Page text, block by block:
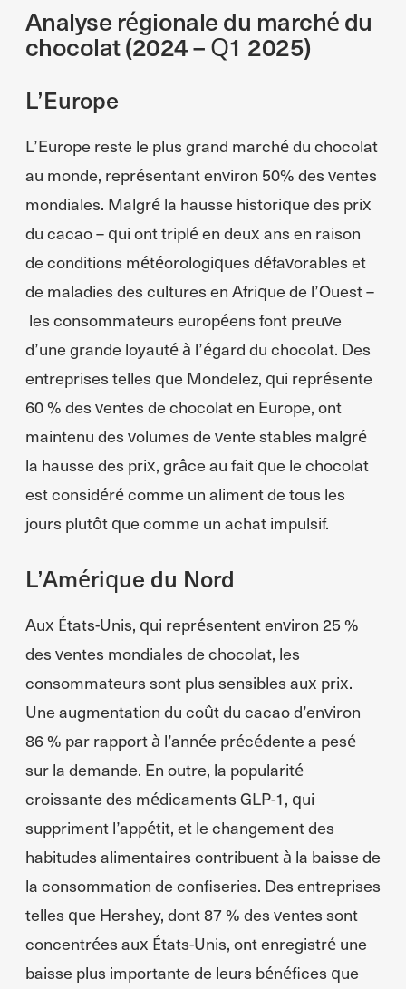
Analyse régionale du marché du
chocolat (2024 – Q1 2025)
L’Europe
L’Europe reste le plus grand marché du chocolat
au monde, représentant environ 50% des ventes
mondiales. Malgré la hausse historique des prix
du cacao – qui ont triplé en deux ans en raison
de conditions météorologiques défavorables et
de maladies des cultures en Afrique de l’Ouest –
les consommateurs européens font preuve
d’une grande loyauté à l’égard du chocolat. Des
entreprises telles que Mondelez, qui représente
60 % des ventes de chocolat en Europe, ont
maintenu des volumes de vente stables malgré
la hausse des prix, grâce au fait que le chocolat
est considéré comme un aliment de tous les
jours plutôt que comme un achat impulsif.
L’Amérique du Nord
Aux États-Unis, qui représentent environ 25 %
des ventes mondiales de chocolat, les
consommateurs sont plus sensibles aux prix.
Une augmentation du coût du cacao d’environ
86 % par rapport à l’année précédente a pesé
sur la demande. En outre, la popularité
croissante des médicaments GLP-1, qui
suppriment l’appétit, et le changement des
habitudes alimentaires contribuent à la baisse de
la consommation de confiseries. Des entreprises
telles que Hershey, dont 87 % des ventes sont
concentrées aux États-Unis, ont enregistré une
baisse plus importante de leurs bénéfices que